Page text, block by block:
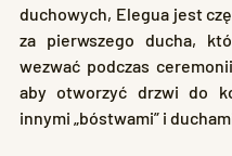
duchowych, Elegua jest
za pierwszego ducha,
wezwać podczas
aby otworzyć drzwi do
innymi „bóstwami” i